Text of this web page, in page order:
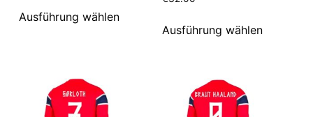
Ausführung wählen
Ausführung wählen